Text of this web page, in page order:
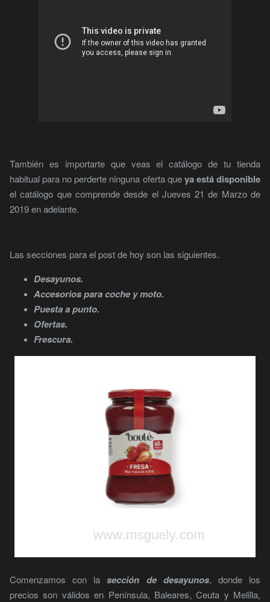
También es importarte que veas el catálogo de tu tienda
habitual para no perderte ninguna oferta queya está disponible
el catálogo que comprende desde el Jueves 21 de Marzo de
2019 en adelante.
Las secciones para el post de hoy son las siguientes.
Desayunos.
Accesorios para coche y moto.
Puesta a punto.
Ofertas.
Frescura.
Comenzamos con la sección de desayunos, donde los
precios son válidos en Península, Baleares, Ceuta y Melilla,